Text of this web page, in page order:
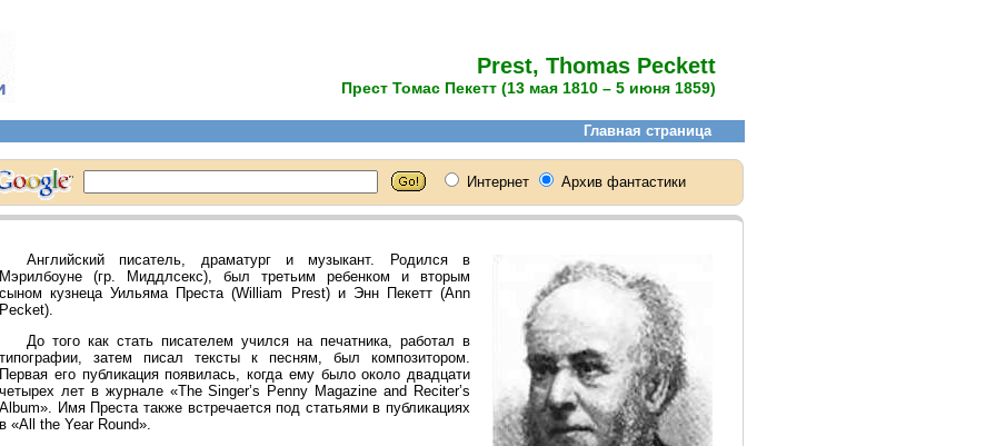
Prest, Thomas Peckett
Прест Томас Пекетт (13 мая 1810 – 5 июня 1859)
Английский писатель, драматург и музыкант. Родился в
Мэрилбоуне (гр. Миддлсекс), был третьим ребенком и вторым
сыном кузнеца Уильяма Преста (William Prest) и Энн Пекетт (Ann
Pecket).
До того как стать писателем учился на печатника, работал в
типографии, затем писал тексты к песням, был композитором.
Первая его публикация появилась, когда ему было около двадцати
четырех лет в журнале «The Singer’s Penny Magazine and Reciter’s
Album». Имя Преста также встречается под статьями в публикациях
в «All the Year Round».